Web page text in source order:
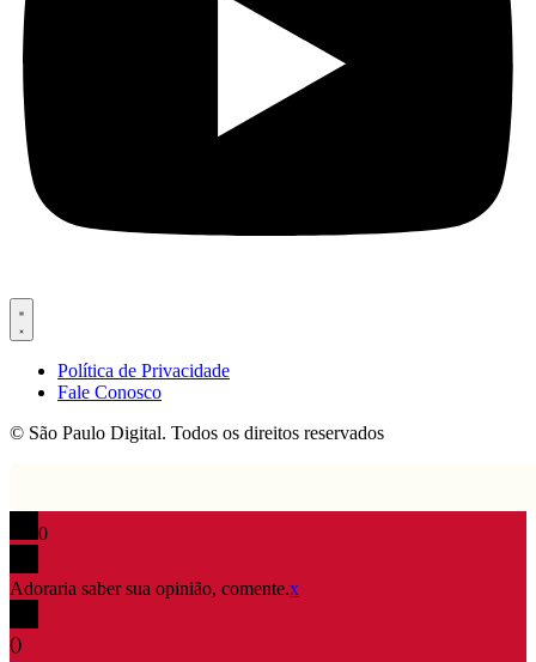
Política de Privacidade
Fale Conosco
© São Paulo Digital. Todos os direitos reservados
0
Adoraria saber sua opinião, comente.x
()